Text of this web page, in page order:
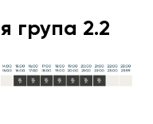
група 2.2